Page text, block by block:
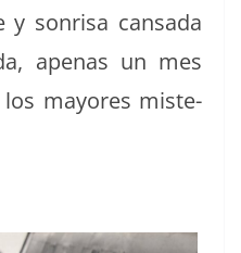
y son­risa cansa­da
ape­nas un mes
los may­ores mis­te­